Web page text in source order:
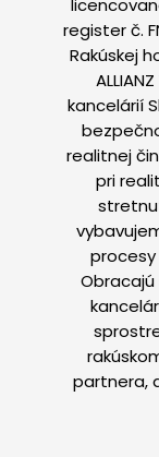
register č.
Rakúskej
kancelárií
realitnej
pri
procesy
partnera,